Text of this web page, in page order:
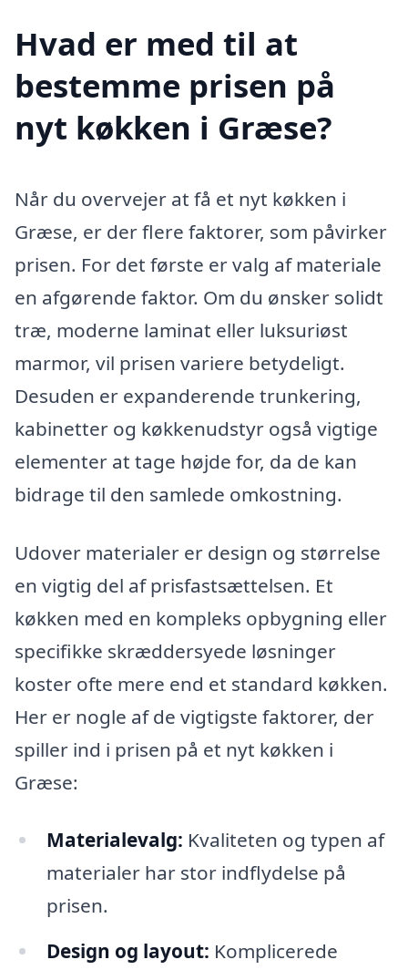
Hvad er med til at
bestemme prisen på
nyt køkken i Græse?
Når du overvejer at få et nyt køkken i
Græse, er der flere faktorer, som påvirker
prisen. For det første er valg af materiale
en afgørende faktor. Om du ønsker solidt
træ, moderne laminat eller luksuriøst
marmor, vil prisen variere betydeligt.
Desuden er expanderende trunkering,
kabinetter og køkkenudstyr også vigtige
elementer at tage højde for, da de kan
bidrage til den samlede omkostning.
Udover materialer er design og størrelse
en vigtig del af prisfastsættelsen. Et
køkken med en kompleks opbygning eller
specifikke skræddersyede løsninger
koster ofte mere end et standard køkken.
Her er nogle af de vigtigste faktorer, der
spiller ind i prisen på et nyt køkken i
Græse:
Materialevalg: Kvaliteten og typen af
materialer har stor indflydelse på
prisen.
Design og layout: Komplicerede